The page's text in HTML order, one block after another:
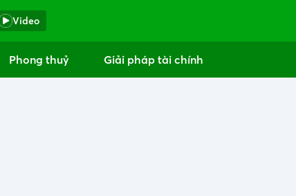
Video
Phong thuỷ Giải pháp tài chính